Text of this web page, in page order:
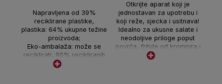
Napravljena od 39%
reciklirane plastike,
plastika: 64% ukupne težine
proizvoda;
Eko-ambalaža: može se
reciklirati, 90% recikliranih
vlakana, tinta na bazi vode,
Otkrijte aparat koji je
jednostavan za upotrebu i
koji reže, sjecka i usitnava!
Idealno za ukusne salate i
neodoljive priloge poput
povrća, fritule od krompira i
još mnogo toga.